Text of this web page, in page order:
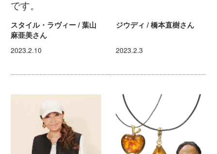
です。
スタイル・ラヴィー / 葉山
麻亜美さん
2023.2.10
ジウディ / 橋本直樹さん
2023.2.3